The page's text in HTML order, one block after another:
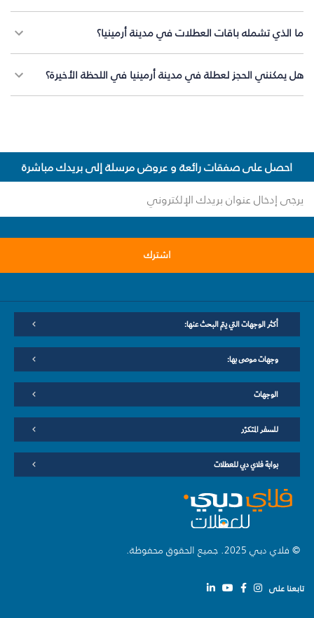
ما الذي تشمله باقات العطلات في مدينة أرمينيا؟
هل يمكنني الحجز لعطلة في مدينة أرمينيا في اللحظة الأخيرة؟
احصل على صفقات رائعة و عروض مرسلة إلى بريدك مباشرة
اشترك
أكثر الوجهات التي يتم البحث عنها:
وجهات موصى بها:
الوجهات
للسفر المتكرّر
بوابة فلاي دبي للعطلات
© فلاي دبي 2025. جميع الحقوق محفوظة.
تابعنا على